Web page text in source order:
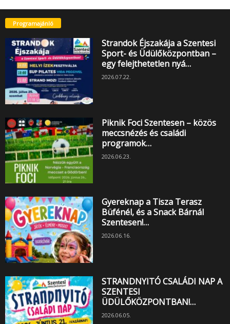
Programajánló
Strandok Éjszakája a Szentesi
Sport- és Üdülőközpontban –
egy felejthetetlen nyá…
2026.07.22.
Piknik Foci Szentesen – közös
meccsnézés és családi
programok…
2026.06.23.
Gyereknap a Tisza Terasz
Büfénél, és a Snack Bárnál
Szentesen!…
2026.06.16.
STRANDNYITÓ CSALÁDI NAP A
SZENTESI
ÜDÜLŐKÖZPONTBAN!…
2026.06.05.